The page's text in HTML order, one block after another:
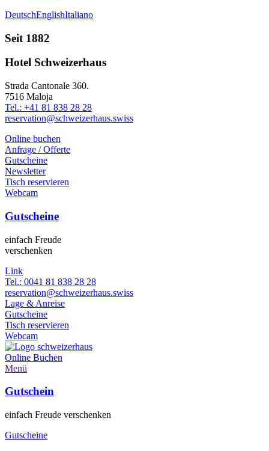
DeutschEnglishItaliano
Seit 1882
Hotel Schweizerhaus
Strada Cantonale 360.
7516 Maloja
Tel.: +41 81 838 28 28
reservation@schweizerhaus.swiss
Online buchen
Anfrage / Offerte
Gutscheine
Newsletter
Tisch reservieren
Webcam
Gutscheine
einfach Freude
verschenken
Link
Tel.: 0041 81 838 28 28
reservation@schweizerhaus.swiss
Lage & Anreise
Gutscheine
Tisch reservieren
Webcam
Online Buchen
Menü
Gutschein
einfach Freude verschenken
Gutscheine